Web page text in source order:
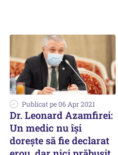
Publicat pe 06 Apr 2021
Dr. Leonard Azamfirei:
Un medic nu îşi
doreşte să fie declarat